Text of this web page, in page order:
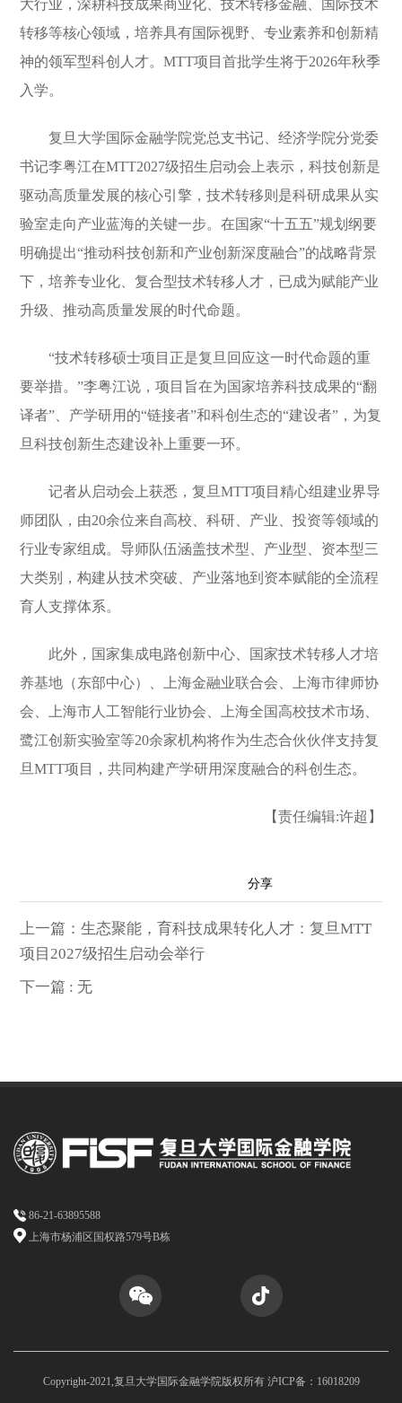
大行业，深耕科技成果商业化、技术转移金融、国际技术
转移等核心领域，培养具有国际视野、专业素养和创新精
神的领军型科创人才。MTT项目首批学生将于2026年秋季
入学。
复旦大学国际金融学院党总支书记、经济学院分党委
书记李粤江在MTT2027级招生启动会上表示，科技创新是
驱动高质量发展的核心引擎，技术转移则是科研成果从实
验室走向产业蓝海的关键一步。在国家“十五五”规划纲要
明确提出“推动科技创新和产业创新深度融合”的战略背景
下，培养专业化、复合型技术转移人才，已成为赋能产业
升级、推动高质量发展的时代命题。
“技术转移硕士项目正是复旦回应这一时代命题的重
要举措。”李粤江说，项目旨在为国家培养科技成果的“翻
译者”、产学研用的“链接者”和科创生态的“建设者”，为复
旦科技创新生态建设补上重要一环。
记者从启动会上获悉，复旦MTT项目精心组建业界导
师团队，由20余位来自高校、科研、产业、投资等领域的
行业专家组成。导师队伍涵盖技术型、产业型、资本型三
大类别，构建从技术突破、产业落地到资本赋能的全流程
育人支撑体系。
此外，国家集成电路创新中心、国家技术转移人才培
养基地（东部中心）、上海金融业联合会、上海市律师协
会、上海市人工智能行业协会、上海全国高校技术市场、
鹭江创新实验室等20余家机构将作为生态合伙伙伴支持复
旦MTT项目，共同构建产学研用深度融合的科创生态。
【责任编辑:许超】
分享
到：
上一篇：生态聚能，育科技成果转化人才：复旦MTT
项目2027级招生启动会举行
下一篇 : 无
86-21-63895588
上海市杨浦区国权路579号B栋
Copyright-2021,复旦大学国际金融学院版权所有 沪ICP备：16018209